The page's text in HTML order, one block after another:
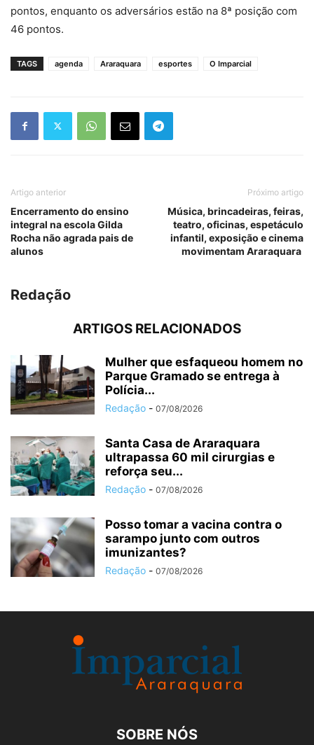
pontos, enquanto os adversários estão na 8ª posição com
46 pontos.
TAGS agenda Araraquara esportes O Imparcial
Artigo anterior
Encerramento do ensino
integral na escola Gilda
Rocha não agrada pais de
alunos
Próximo artigo
Música, brincadeiras, feiras,
teatro, oficinas, espetáculo
infantil, exposição e cinema
movimentam Araraquara
Redação
ARTIGOS RELACIONADOS
Mulher que esfaqueou homem no
Parque Gramado se entrega à
Polícia...
Redação - 07/08/2026
Santa Casa de Araraquara
ultrapassa 60 mil cirurgias e
reforça seu...
Redação - 07/08/2026
Posso tomar a vacina contra o
sarampo junto com outros
imunizantes?
Redação - 07/08/2026
SOBRE NÓS